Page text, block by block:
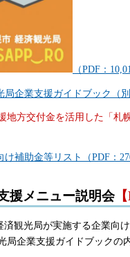
（PDF：
企業支援ガイドブック（別
方交付金を活用した「札
補助金等リスト（PDF：
援メニュー説明会【
済観光局が実施する企業向
局企業支援ガイドブックの